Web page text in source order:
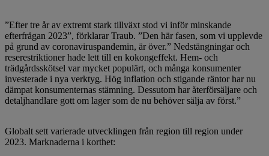
”Efter tre år av extremt stark tillväxt stod vi inför minskande
efterfrågan 2023”, förklarar Traub. ”Den här fasen, som vi upplevde
på grund av coronaviruspandemin, är över.” Nedstängningar och
reserestriktioner hade lett till en kokongeffekt. Hem- och
trädgårdsskötsel var mycket populärt, och många konsumenter
investerade i nya verktyg. Hög inflation och stigande räntor har nu
dämpat konsumenternas stämning. Dessutom har återförsäljare och
detaljhandlare gott om lager som de nu behöver sälja av först.”
Globalt sett varierade utvecklingen från region till region under
2023. Marknaderna i korthet: